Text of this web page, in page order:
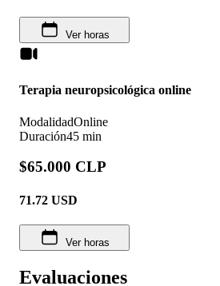
Ver horas
Terapia neuropsicológica online
ModalidadOnline
Duración45 min
$65.000 CLP
71.72 USD
Ver horas
Evaluaciones